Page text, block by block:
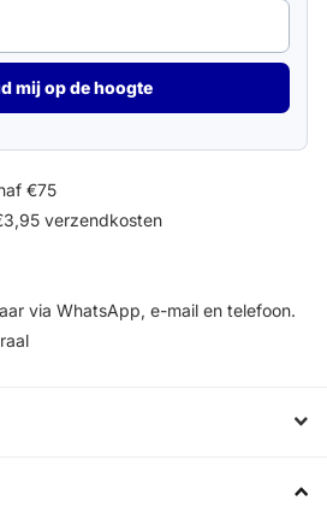
mij op de hoogte
€75
verzendkosten
via WhatsApp, e-mail en telefoon.